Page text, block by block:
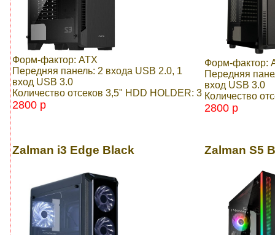
Форм-фактор: ATX
Передняя панель: 2 входа USB 2.0, 1
вход USB 3.0
Количество отсеков 3,5" HDD HOLDER: 3
2800 p
Форм-фактор:
Передняя
вход USB 3.0
Количество
2800 p
Zalman i3 Edge Black Zalman S5